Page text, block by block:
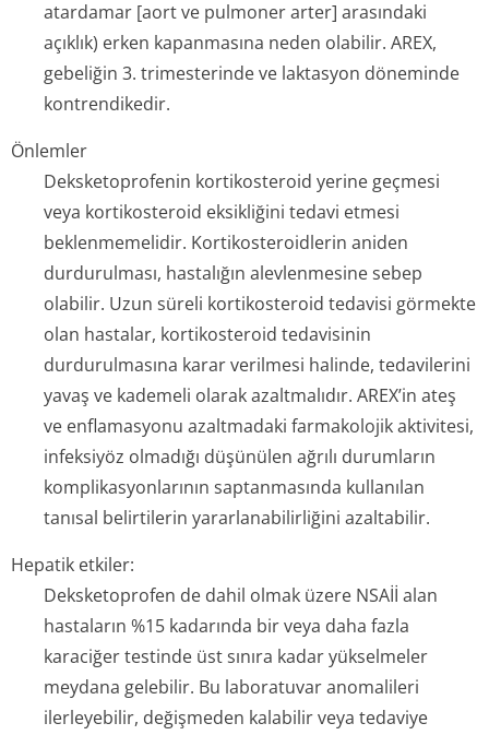
atardamar [aort ve pulmoner arter] arasındaki
açıklık) erken kapanmasına neden olabilir. AREX,
gebeliğin 3. trimesterinde ve laktasyon döneminde
kontrendikedir.
Önlemler
Deksketoprofenin kortikosteroid yerine geçmesi
veya kortikosteroid eksikliğini tedavi etmesi
beklenmemelidir. Kortikosteroidlerin aniden
durdurulması, hastalığın alevlenmesine sebep
olabilir. Uzun süreli kortikosteroid tedavisi görmekte
olan hastalar, kortikosteroid tedavisinin
durdurulmasına karar verilmesi halinde, tedavilerini
yavaş ve kademeli olarak azaltmalıdır. AREX’in ateş
ve enflamasyonu azaltmadaki farmakolojik aktivitesi,
infeksiyöz olmadığı düşünülen ağrılı durumların
komplikasyonlarının saptanmasında kullanılan
tanısal belirtilerin yararlanabilir­liğini azaltabilir.
Hepatik etkiler:
Deksketoprofen de dahil olmak üzere NSAİİ alan
hastaların %15 kadarında bir veya daha fazla
karaciğer testinde üst sınıra kadar yükselmeler
meydana gelebilir. Bu laboratuvar anomalileri
ilerleyebilir, değişmeden kalabilir veya tedaviye